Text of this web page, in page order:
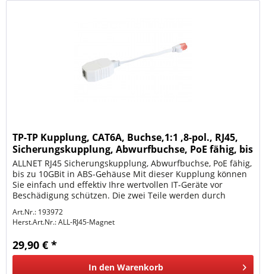
TP-TP Kupplung, CAT6A, Buchse,1:1 ,8-pol., RJ45,
Sicherungskupplung, Abwurfbuchse, PoE fähig, bis
zu
ALLNET RJ45 Sicherungskupplung, Abwurfbuchse, PoE fähig,
bis zu 10GBit in ABS-Gehäuse Mit dieser Kupplung können
Sie einfach und effektiv Ihre wertvollen IT-Geräte vor
Beschädigung schützen. Die zwei Teile werden durch
Art.Nr.: 193972
Herst.Art.Nr.:ALL-RJ45-Magnet
29,90 € *
In den Warenkorb